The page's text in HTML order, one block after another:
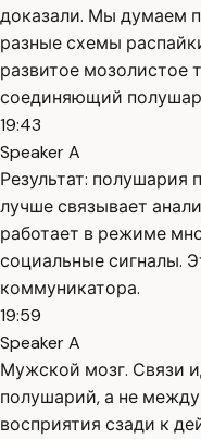
доказали. Мы думаем
разные схемы
развитое мозолистое
соединяющий
19:43
Speaker A
Результат:
лучше связывает
работает в режиме
социальные сигналы.
коммуникатора.
19:59
Speaker A
Мужской мозг. Связи
полушарий, а не
восприятия сзади к